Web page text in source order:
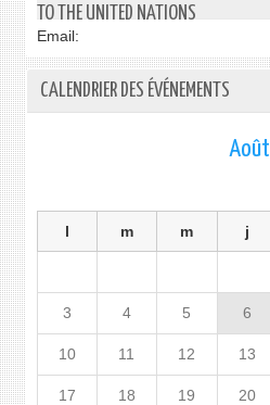
TO THE UNITED NATIONS
Email:
CALENDRIER DES ÉVÉNEMENTS
Août
l m m j
3 4 5 6
10 11 12 13
17 18 19 20